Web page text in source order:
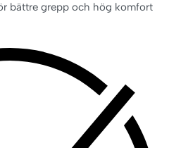
bättre grepp och hög komfort